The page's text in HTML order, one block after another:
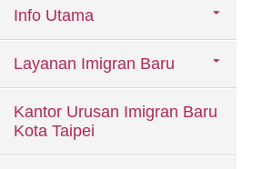
Info Utama
Layanan Imigran Baru
Kantor Urusan Imigran Baru
Kota Taipei